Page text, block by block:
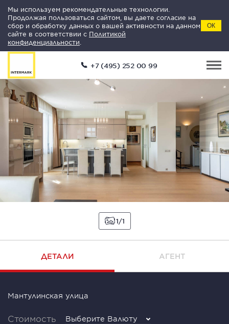
Мы используем рекомендательные технологии.
Продолжая пользоваться сайтом, вы даете согласие на
сбор и обработку данных о вашей активности на данном
сайте в соответствии с Политикой
конфиденциальности
ОК
+7 (495) 252 00 99
1 1
ДЕТАЛИ АГЕНТ
Мантулинская улица
Стоимость Выберите Валюту